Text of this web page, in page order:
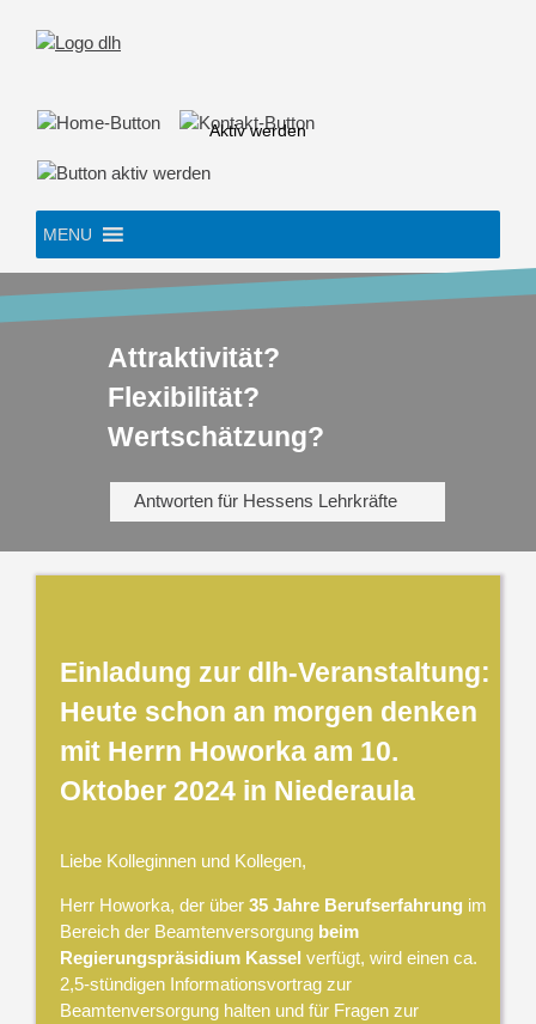
Aktiv werden
MENU
Attraktivität?
Flexibilität?
Wertschätzung?
Antworten für Hessens Lehrkräfte
Einladung zur dlh-Veranstaltung:
Heute schon an morgen denken
mit Herrn Howorka am 10.
Oktober 2024 in Niederaula
Liebe Kolleginnen und Kollegen,
Herr Howorka, der über 35 Jahre Berufserfahrung im
Bereich der Beamtenversorgung beim
Regierungspräsidium Kassel verfügt, wird einen ca.
2,5-stündigen Informationsvortrag zur
Beamtenversorgung halten und für Fragen zur